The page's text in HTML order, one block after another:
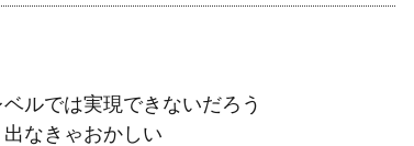
ルでは実現できないだろう
なきゃおかしい